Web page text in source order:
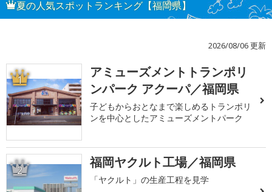
夏の人気スポットランキング【福岡県】
2026/08/06 更新
1
アミューズメントトランポリ
ンパーク アクーパ／福岡県
子どもからおとなまで楽しめるトランポリ
ンを中心としたアミューズメントパーク
2 福岡ヤクルト工場／福岡県
「ヤクルト」の生産工程を見学